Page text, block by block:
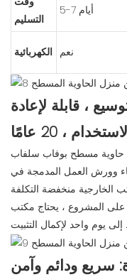
التسليم
5-7 أيام
الكهربائية نعم
، قابلة لإعادة
، 20 عامًا
حاوية مسطح بوفاب سلفاب
وورش العمل المدمجة في
على المشروع ، يحتاج مكتب
ودائم وآمن